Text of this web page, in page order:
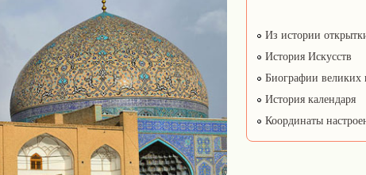
Из истории
История Искусств
Биографии великих
История календаря
Координаты